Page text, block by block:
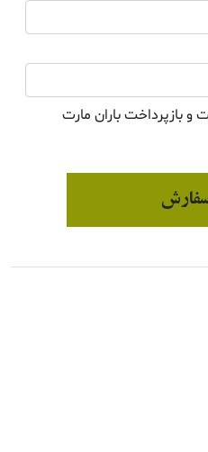
و بازپرداخت باران مارت